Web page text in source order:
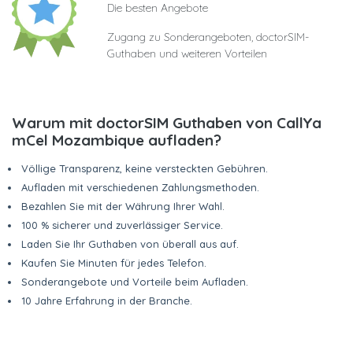
Die besten Angebote
Zugang zu Sonderangeboten, doctorSIM-
Guthaben und weiteren Vorteilen
Warum mit doctorSIM Guthaben von CallYa
mCel Mozambique aufladen?
Völlige Transparenz, keine versteckten Gebühren.
Aufladen mit verschiedenen Zahlungsmethoden.
Bezahlen Sie mit der Währung Ihrer Wahl.
100 % sicherer und zuverlässiger Service.
Laden Sie Ihr Guthaben von überall aus auf.
Kaufen Sie Minuten für jedes Telefon.
Sonderangebote und Vorteile beim Aufladen.
10 Jahre Erfahrung in der Branche.